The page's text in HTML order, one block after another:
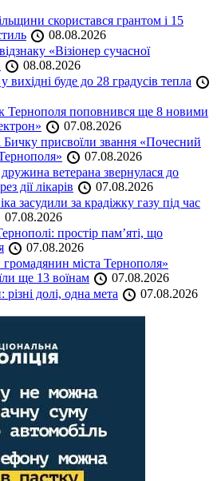
скористався грантом і 15
08.08.2026
«Візіонер сучасної
08.08.2026
вихідні буде до 28 градусів тепла
Тернополя поповнився ще 8 новими
07.08.2026
присвоїли звання «Почесний
07.08.2026
ветерана звернулася до
дії лікарів
07.08.2026
засудили за крадіжку газу під час
07.08.2026
простір пам’яті, що
07.08.2026
міста Тернополя»
ще 13 воїнам
07.08.2026
долі, одна мета
07.08.2026